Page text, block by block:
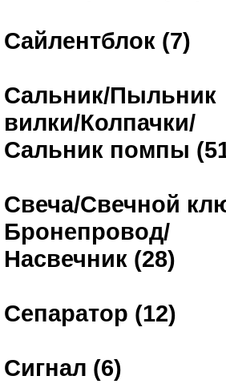
Сайлентблок (7)
Сальник/Пыльник
вилки/Колпачки/
Сальник помпы
Свеча/Свечной
Бронепровод/
Насвечник (28)
Сепаратор (12)
Сигнал (6)